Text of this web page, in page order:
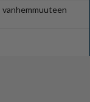
vanhemmuuteen